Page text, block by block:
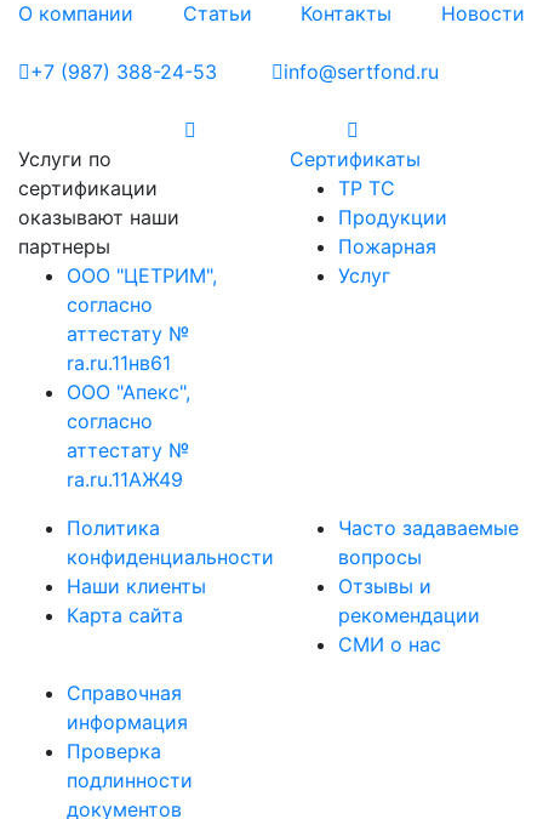
О компании Статьи Контакты Новости
+7 (987) 388-24-53 info@sertfond.ru
Услуги по
сертификации
оказывают наши
партнеры
ООО "ЦЕТРИМ",
согласно
аттестату №
ra.ru.11нв61
ООО "Апекс",
согласно
аттестату №
ra.ru.11АЖ49
Сертификаты
ТР ТС
Продукции
Пожарная
Услуг
Политика
конфиденциальности
Наши клиенты
Карта сайта
Часто задаваемые
вопросы
Отзывы и
рекомендации
СМИ о нас
Справочная
информация
Проверка
подлинности
документов